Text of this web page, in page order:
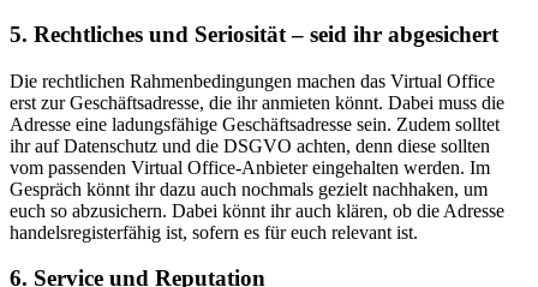
5. Rechtliches und Seriosität – seid ihr abgesichert
Die rechtlichen Rahmenbedingungen machen das Virtual Office
erst zur Geschäftsadresse, die ihr anmieten könnt. Dabei muss die
Adresse eine ladungsfähige Geschäftsadresse sein. Zudem solltet
ihr auf Datenschutz und die DSGVO achten, denn diese sollten
vom passenden Virtual Office-Anbieter eingehalten werden. Im
Gespräch könnt ihr dazu auch nochmals gezielt nachhaken, um
euch so abzusichern. Dabei könnt ihr auch klären, ob die Adresse
handelsregisterfähig ist, sofern es für euch relevant ist.
6. Service und Reputation